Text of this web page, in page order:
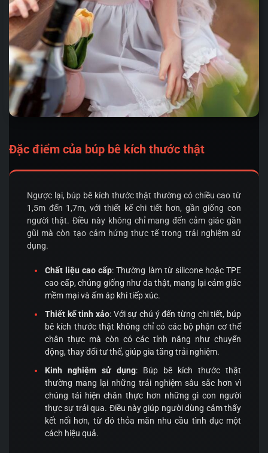
Đặc điểm của búp bê kích thước thật
Ngược lại, búp bê kích thước thật thường có chiều cao từ
1,5m đến 1,7m, với thiết kế chi tiết hơn, gần giống con
người thật. Điều này không chỉ mang đến cảm giác gần
gũi mà còn tạo cảm hứng thực tế trong trải nghiệm sử
dụng.
Chất liệu cao cấp: Thường làm từ silicone hoặc TPE
cao cấp, chúng giống như da thật, mang lại cảm giác
mềm mại và ấm áp khi tiếp xúc.
Thiết kế tinh xảo: Với sự chú ý đến từng chi tiết, búp
bê kích thước thật không chỉ có các bộ phận cơ thể
chân thực mà còn có các tính năng như chuyển
động, thay đổi tư thế, giúp gia tăng trải nghiệm.
Kinh nghiệm sử dụng: Búp bê kích thước thật
thường mang lại những trải nghiệm sâu sắc hơn vì
chúng tái hiện chân thực hơn những gì con người
thực sự trải qua. Điều này giúp người dùng cảm thấy
kết nối hơn, từ đó thỏa mãn nhu cầu tình dục một
cách hiệu quả.